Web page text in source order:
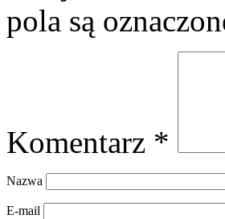
pola są
Komentarz *
Nazwa
E-mail